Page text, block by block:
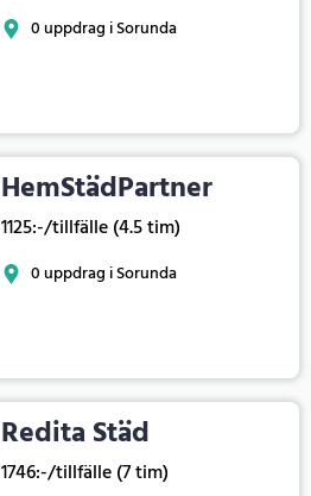
0 uppdrag i Sorunda
HemStädPartner
1125:-/tillfälle (4.5 tim)
0 uppdrag i Sorunda
Redita Städ
1746:-/tillfälle (7 tim)